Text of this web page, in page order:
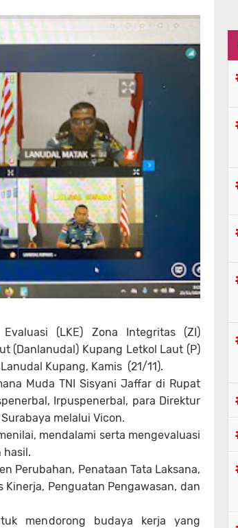
(LKE) Zona Integritas (ZI)
(Danlanudal) Kupang Letkol Laut (P)
Kupang, Kamis (21/11).
Muda TNI Sisyani Jaffar di Rupat
Irpuspenerbal, para Direktur
melalui Vicon.
mendalami serta mengevaluasi
hasil.
Perubahan, Penataan Tata Laksana,
Penguatan Pengawasan, dan
mendorong budaya kerja yang